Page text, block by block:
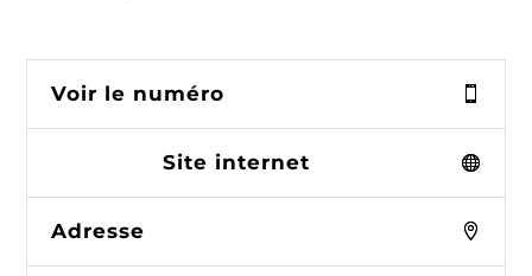
Voir le numéro
Site internet
Adresse